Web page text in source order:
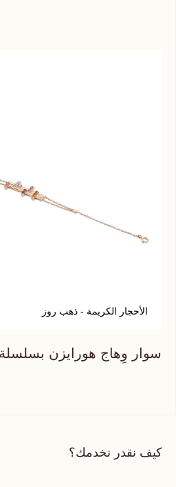
الأحجار الكريمة - ذهب روز
سوار وِهاج هورايزن بسلسلة
كيف نقدر نخدمك؟